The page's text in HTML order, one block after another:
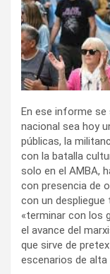
En ese informe se
nacional sea hoy
públicas, la
con la batalla
solo en el AMBA,
con presencia de
con un
«terminar con los
el avance del
que sirve de
escenarios de